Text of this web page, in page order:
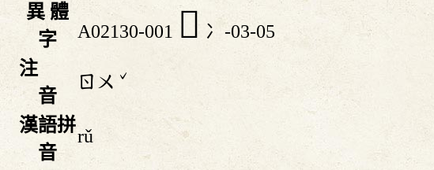
異 體
字
A02130-001 󳅪 冫-03-05
注
音
ㄖㄨ ˇ
漢語拼
音
rǔ